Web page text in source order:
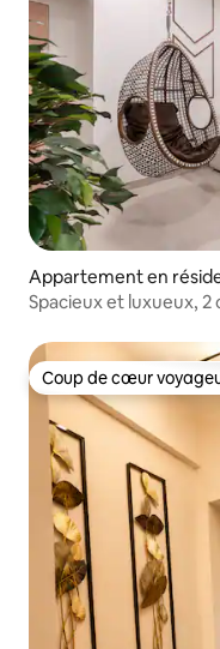
Appartement en
Spacieux et luxueux, 2
Coup de cœur
Coup de cœur